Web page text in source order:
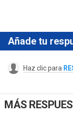
Añade tu
Haz clic para
MÁS